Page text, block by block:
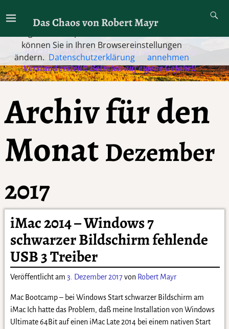
Das Chaos von Robert Mayr
!!ACHTUNG diese Seite wurde ohne Hirn und
Verstand erstellt! Betreten auf eigene Gefahr!!
Archiv für den
Monat Dezember
2017
iMac 2014 – Windows 7
schwarzer Bildschirm fehlende
USB 3 Treiber
Veröffentlicht am 3. Dezember 2017 von Robert Mayr
Mac Bootcamp – bei Windows Start schwarzer Bildschirm am
iMac Ich hatte das Problem, daß meine Installation von Windows
Ultimate 64Bit auf einen iMac Late 2014 bei einem nativen Start
Website und ihre Angebote nutzen und weiter
können Sie in Ihren Browsereinstellungen
ändern. Datenschutzerklärung annehmen